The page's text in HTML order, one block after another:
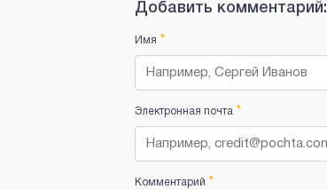
Добавить комментарий:
Имя *
Электронная почта*
Комментарий *